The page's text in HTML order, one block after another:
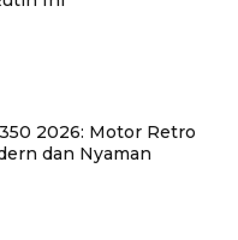
2026: Motor Retro
dan Nyaman